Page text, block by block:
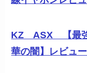
KZ ASX 【最強
華の闇】レビュー